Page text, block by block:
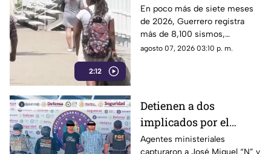
2:12
que va de 2026, el año
con mayor sismicidad
de los últimos cinco
años
En poco más de siete meses
de 2026, Guerrero registra
más de 8,100 sismos,
posicionándose como el año
agosto 07, 2026 03:10 p. m.
Detienen a dos
implicados por el
homicidio de Violeta en
Agentes ministeriales